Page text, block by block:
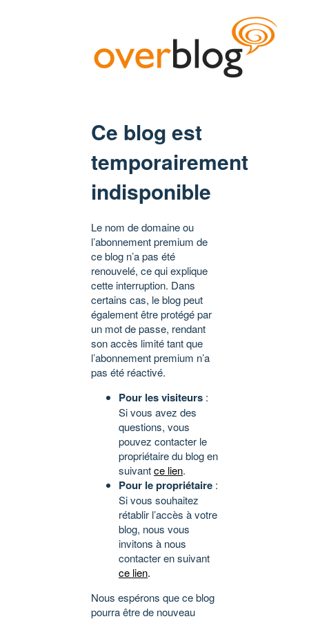
Ce blog est
temporairement
indisponible
Le nom de domaine ou
l’abonnement premium de
ce blog n’a pas été
renouvelé, ce qui explique
cette interruption. Dans
certains cas, le blog peut
également être protégé par
un mot de passe, rendant
son accès limité tant que
l’abonnement premium n’a
pas été réactivé.
Pour les visiteurs :
Si vous avez des
questions, vous
pouvez contacter le
propriétaire du blog en
suivantce lien.
Pour le propriétaire :
Si vous souhaitez
rétablir l’accès à votre
blog, nous vous
invitons à nous
contacter en suivant
ce lien.
Nous espérons que ce blog
pourra être de nouveau